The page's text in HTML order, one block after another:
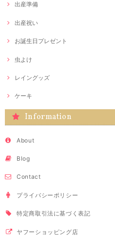
出産準備
出産祝い
お誕生日プレゼント
虫よけ
レイングッズ
ケーキ
Information
About
Blog
Contact
プライバシーポリシー
特定商取引法に基づく表記
ヤフーショッピング店